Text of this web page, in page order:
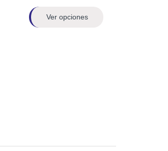
Ver opciones